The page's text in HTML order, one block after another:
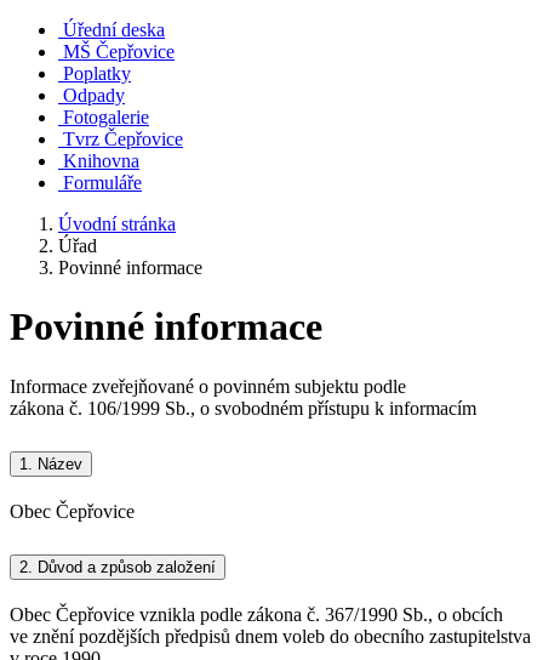
Úřední deska
MŠ Čepřovice
Poplatky
Odpady
Fotogalerie
Tvrz Čepřovice
Knihovna
Formuláře
Úvodní stránka
Úřad
Povinné informace
Povinné informace
Informace zveřejňované o povinném subjektu podle
zákona č. 106/1999 Sb., o svobodném přístupu k informacím
1. Název
Obec Čepřovice
2. Důvod a způsob založení
Obec Čepřovice vznikla podle zákona č. 367/1990 Sb., o obcích
ve znění pozdějších předpisů dnem voleb do obecního zastupitelstva